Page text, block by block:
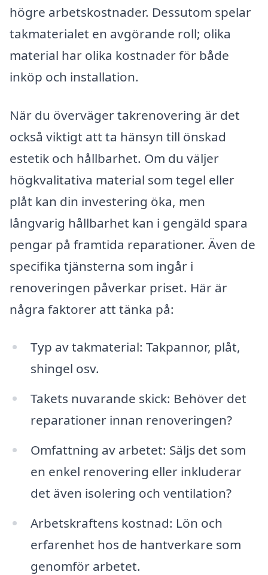
högre arbetskostnader. Dessutom spelar
takmaterialet en avgörande roll; olika
material har olika kostnader för både
inköp och installation.
När du överväger takrenovering är det
också viktigt att ta hänsyn till önskad
estetik och hållbarhet. Om du väljer
högkvalitativa material som tegel eller
plåt kan din investering öka, men
långvarig hållbarhet kan i gengäld spara
pengar på framtida reparationer. Även de
specifika tjänsterna som ingår i
renoveringen påverkar priset. Här är
några faktorer att tänka på:
Typ av takmaterial: Takpannor, plåt,
shingel osv.
Takets nuvarande skick: Behöver det
reparationer innan renoveringen?
Omfattning av arbetet: Säljs det som
en enkel renovering eller inkluderar
det även isolering och ventilation?
Arbetskraftens kostnad: Lön och
erfarenhet hos de hantverkare som
genomför arbetet.